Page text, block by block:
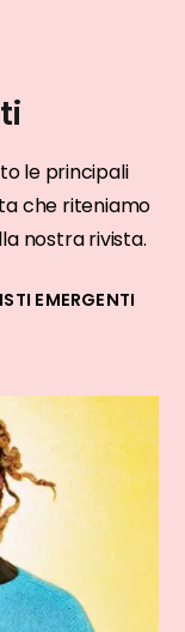
le principali
che riteniamo
nostra rivista.
EMERGENTI